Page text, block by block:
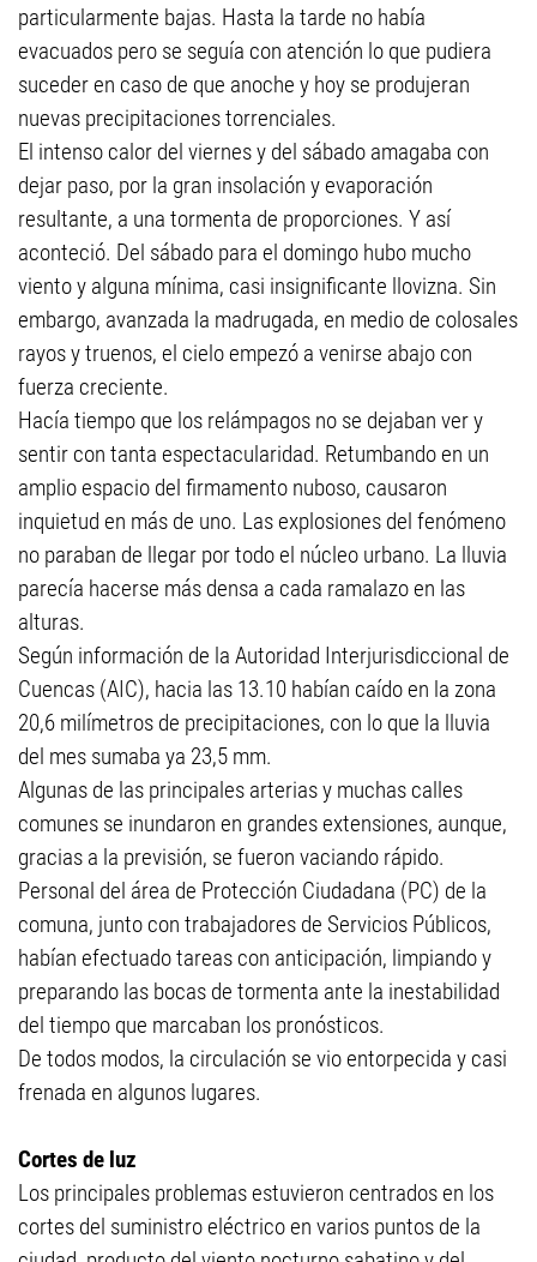
particularmente bajas. Hasta la tarde no había
evacuados pero se seguía con atención lo que pudiera
suceder en caso de que anoche y hoy se produjeran
nuevas precipitaciones torrenciales.
El intenso calor del viernes y del sábado amagaba con
dejar paso, por la gran insolación y evaporación
resultante, a una tormenta de proporciones. Y así
aconteció. Del sábado para el domingo hubo mucho
viento y alguna mínima, casi insignificante llovizna. Sin
embargo, avanzada la madrugada, en medio de colosales
rayos y truenos, el cielo empezó a venirse abajo con
fuerza creciente.
Hacía tiempo que los relámpagos no se dejaban ver y
sentir con tanta espectacularidad. Retumbando en un
amplio espacio del firmamento nuboso, causaron
inquietud en más de uno. Las explosiones del fenómeno
no paraban de llegar por todo el núcleo urbano. La lluvia
parecía hacerse más densa a cada ramalazo en las
alturas.
Según información de la Autoridad Interjurisdiccional de
Cuencas (AIC), hacia las 13.10 habían caído en la zona
20,6 milímetros de precipitaciones, con lo que la lluvia
del mes sumaba ya 23,5 mm.
Algunas de las principales arterias y muchas calles
comunes se inundaron en grandes extensiones, aunque,
gracias a la previsión, se fueron vaciando rápido.
Personal del área de Protección Ciudadana (PC) de la
comuna, junto con trabajadores de Servicios Públicos,
habían efectuado tareas con anticipación, limpiando y
preparando las bocas de tormenta ante la inestabilidad
del tiempo que marcaban los pronósticos.
De todos modos, la circulación se vio entorpecida y casi
frenada en algunos lugares.
Cortes de luz
Los principales problemas estuvieron centrados en los
cortes del suministro eléctrico en varios puntos de la